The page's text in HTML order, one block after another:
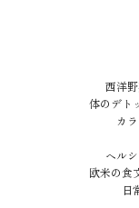
主に
西洋
体のデト
カ
ヘル
欧米の食
日